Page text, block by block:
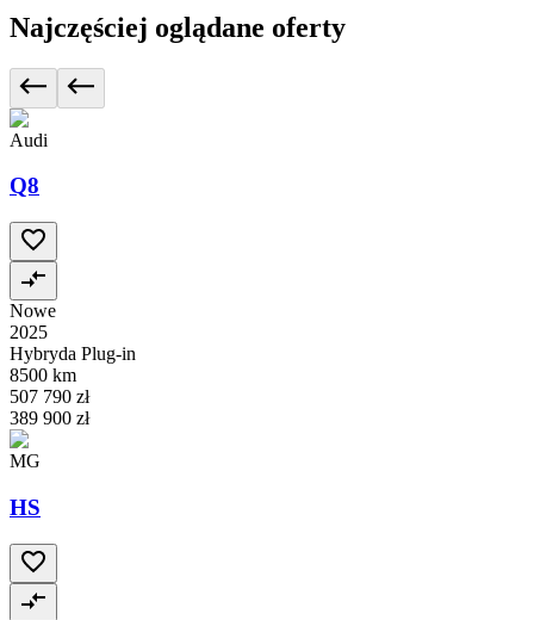
Najczęściej oglądane oferty
Audi
Q8
Nowe
2025
Hybryda Plug-in
8500 km
507 790 zł
389 900 zł
MG
HS